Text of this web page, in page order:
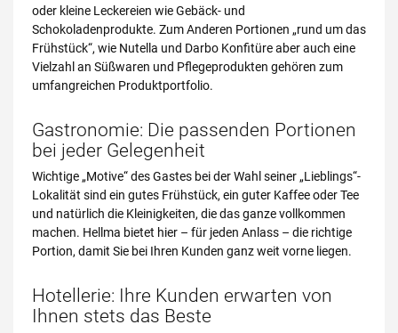
oder kleine Leckereien wie Gebäck- und
Schokoladenprodukte. Zum Anderen Portionen „rund um das
Frühstück“, wie Nutella und Darbo Konfitüre aber auch eine
Vielzahl an Süßwaren und Pflegeprodukten gehören zum
umfangreichen Produktportfolio.
Gastronomie: Die passenden Portionen
bei jeder Gelegenheit
Wichtige „Motive“ des Gastes bei der Wahl seiner „Lieblings“-
Lokalität sind ein gutes Frühstück, ein guter Kaffee oder Tee
und natürlich die Kleinigkeiten, die das ganze vollkommen
machen. Hellma bietet hier – für jeden Anlass – die richtige
Portion, damit Sie bei Ihren Kunden ganz weit vorne liegen.
Hotellerie: Ihre Kunden erwarten von
Ihnen stets das Beste